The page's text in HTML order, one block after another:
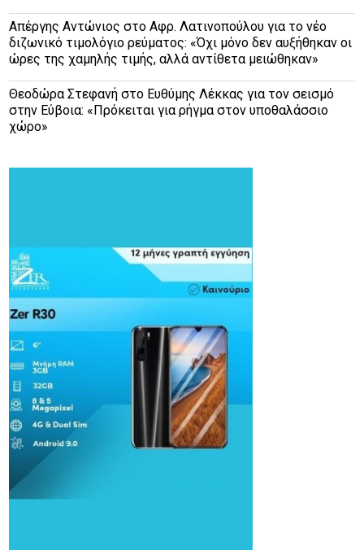
Απέργης Αντώνιος στοΑφρ. Λατινοπούλου για το νέο
διζωνικό τιμολόγιο ρεύματος: «Όχι μόνο δεν αυξήθηκαν οι
ώρες της χαμηλής τιμής, αλλά αντίθετα μειώθηκαν»
Θεοδώρα Στεφανή στο Ευθύμης Λέκκας για τον σεισμό
στην Εύβοια: «Πρόκειται για ρήγμα στον υποθαλάσσιο
χώρο»